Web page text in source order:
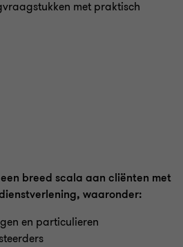
met praktisch
breed scala aan cliënten met
waaronder:
en particulieren